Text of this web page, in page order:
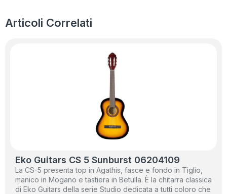
Articoli Correlati
Eko Guitars CS 5 Sunburst 06204109
La CS-5 presenta top in Agathis, fasce e fondo in Tiglio,
manico in Mogano e tastiera in Betulla. È la chitarra classica
di Eko Guitars della serie Studio dedicata a tutti coloro che